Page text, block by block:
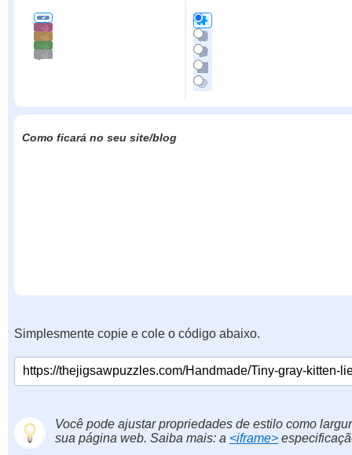
Como ficará no seu site/blog
Simplesmente copie e cole o código abaixo.
Você pode ajustar propriedades de estilo como
sua página web. Saiba mais: a <iframe>